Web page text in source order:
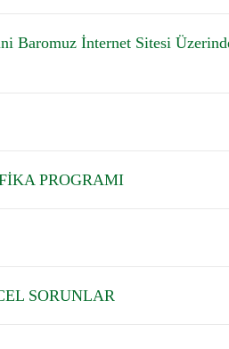
Baromuz İnternet Sitesi
PROGRAMI
SORUNLAR